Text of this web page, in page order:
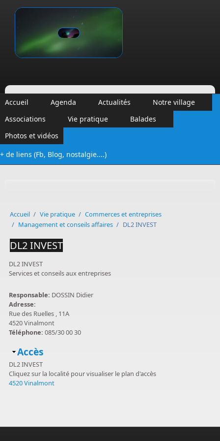
Vinalmont
Accueil Agenda Actualités
Notre village
Associations
Vie pratique
Balades
Photos et vidéos
+ de liens (Fb, Blog, nostalgie....)
Accueil / Vie pratique / Commerces et entreprises
/ Management et conseils affaires / DL2 INVEST
DL2 INVEST
DL2 INVEST
Services et conseils aux entreprises
Responsable: DOSSIN Didier
Adresse:
Rue des Ruelles , 11A
4520 Vinalmont
Téléphone:085/30 00 30
Masquer
Accès
DL2 INVEST
Cliquez sur la localité pour visualiser le plan d'accès
4520 Vinalmont